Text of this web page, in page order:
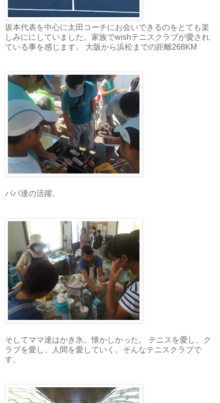
坂本代表を中心に太田コーチにお会いできるのをとても楽
しみににしていました。家族でwishテニスクラブが愛され
ている事を感じます。 大阪から浜松までの距離268KM
パパ達の活躍。
そしてママ達はかき氷。懐かしかった。 テニスを愛し、ク
ラブを愛し、人間を愛していく。そんなテニスクラブで
す。